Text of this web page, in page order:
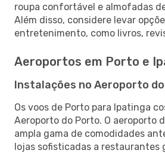
roupa confortável e almofadas
Além disso, considere levar
entretenimento, como livros,
Aeroportos em Porto e
Instalações no Aeroporto
Os voos de Porto para Ipatinga
Aeroporto do Porto. O aeroporto
ampla gama de comodidades
lojas sofisticadas a restaurantes